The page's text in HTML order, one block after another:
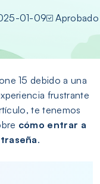
01-09 Aprobado
15 debido a una
frustrante
te tenemos
cómo entrar a
.